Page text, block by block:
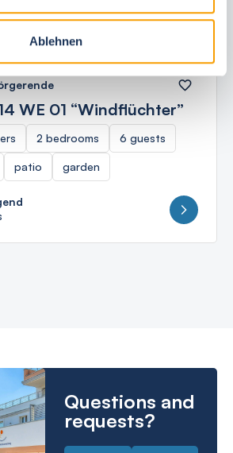
Ablehnen
WE 01 “Windflüchter”
2 bedrooms 6 guests
patio garden
Questions and
requests?